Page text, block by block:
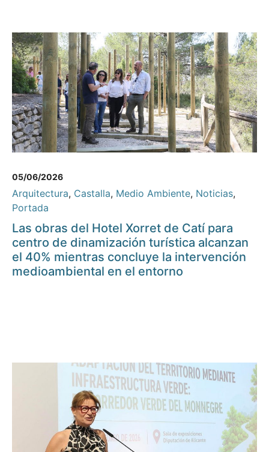
05/06/2026
Arquitectura, Castalla, Medio Ambiente, Noticias,
Portada
Las obras del Hotel Xorret de Catí para
centro de dinamización turística alcanzan
el 40% mientras concluye la intervención
medioambiental en el entorno